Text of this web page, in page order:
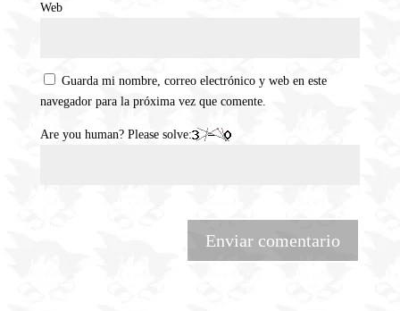
Web
Guarda mi nombre, correo electrónico y web en este
navegador para la próxima vez que comente.
Are you human? Please solve: